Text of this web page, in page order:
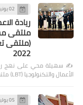
02 يونيو 2022
ريادة
ملتقى
(ملتقى
2022
الأعمال والتكنولوجيا (LBT) ملتقى مستقبل سوق العمل (ملت…
05 يوليو 2022